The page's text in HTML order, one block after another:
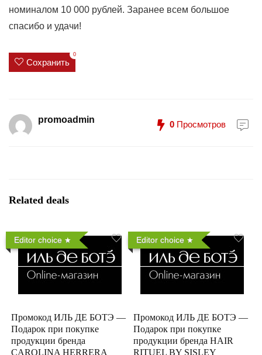
номиналом 10 000 рублей. Заранее всем большое
спасибо и удачи!
Сохранить
0
promoadmin 0 Просмотров
Related deals
Editor choice
Промокод ИЛЬ ДЕ БОТЭ —
Подарок при покупке
продукции бренда
CAROLINA HERRERA
Editor choice
Промокод ИЛЬ ДЕ БОТЭ —
Подарок при покупке
продукции бренда HAIR
RITUEL BY SISLEY